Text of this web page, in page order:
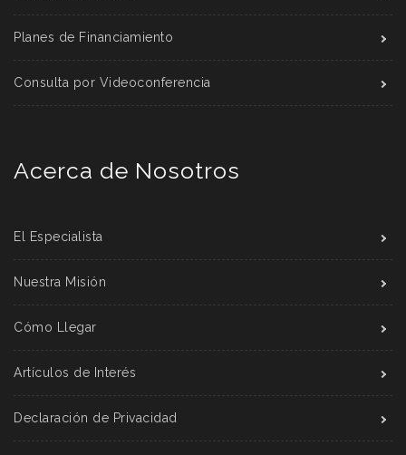
Planes de Financiamiento
Consulta por Videoconferencia
Acerca de Nosotros
El Especialista
Nuestra Misión
Cómo Llegar
Artículos de Interés
Declaración de Privacidad